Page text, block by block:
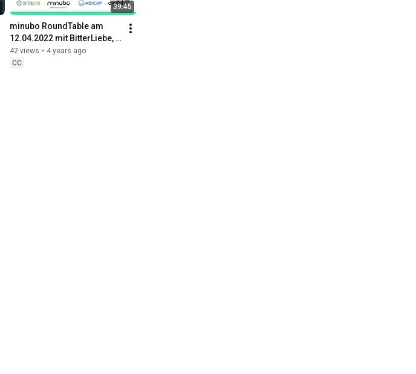
39:45
minubo RoundTable am
12.04.2022 mit BitterLiebe,
AGICAP, minubo und
digitalXL
42 views • 4 years ago
CC